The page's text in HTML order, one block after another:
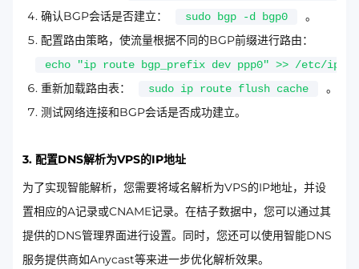
确认BGP会话是否建立： sudo bgp -d bgp0
。
配置路由策略，使流量根据不同的BGP前缀进行路由：
echo "ip route bgp_prefix dev ppp0" >> /etc/
重新加载路由表： sudo ip route flush cache
。
测试网络连接和BGP会话是否成功建立。
3. 配置DNS解析为VPS的IP地址
为了实现智能解析，您需要将域名解析为VPS的IP地址，并设
置相应的A记录或CNAME记录。在桔子数据中，您可以通过其
提供的DNS管理界面进行设置。同时，您还可以使用智能DNS
服务提供商如Anycast等来进一步优化解析效果。